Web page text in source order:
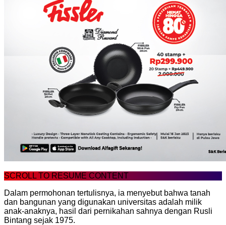
SCROLL TO RESUME CONTENT
Dalam permohonan tertulisnya, ia menyebut bahwa tanah
dan bangunan yang digunakan universitas adalah milik
anak-anaknya, hasil dari pernikahan sahnya dengan Rusli
Bintang sejak 1975.